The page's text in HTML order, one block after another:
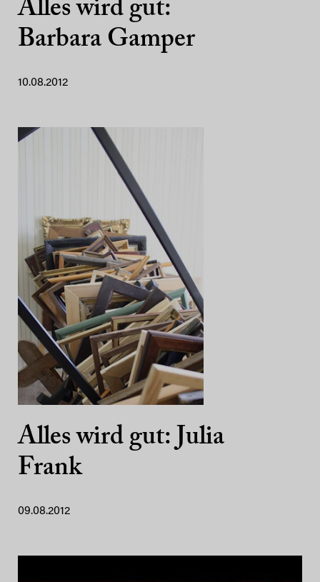
Alles wird gut:
Barbara Gamper
10.08.2012
Alles wird gut: Julia
Frank
09.08.2012